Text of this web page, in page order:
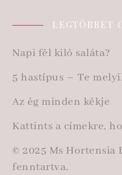
LEGTÖBBET
Napi fél kiló saláta?
5 hastípus – Te
Az ég minden kékje
Kattints a címekre,
© 2025 Ms Hortensia
fenntartva.